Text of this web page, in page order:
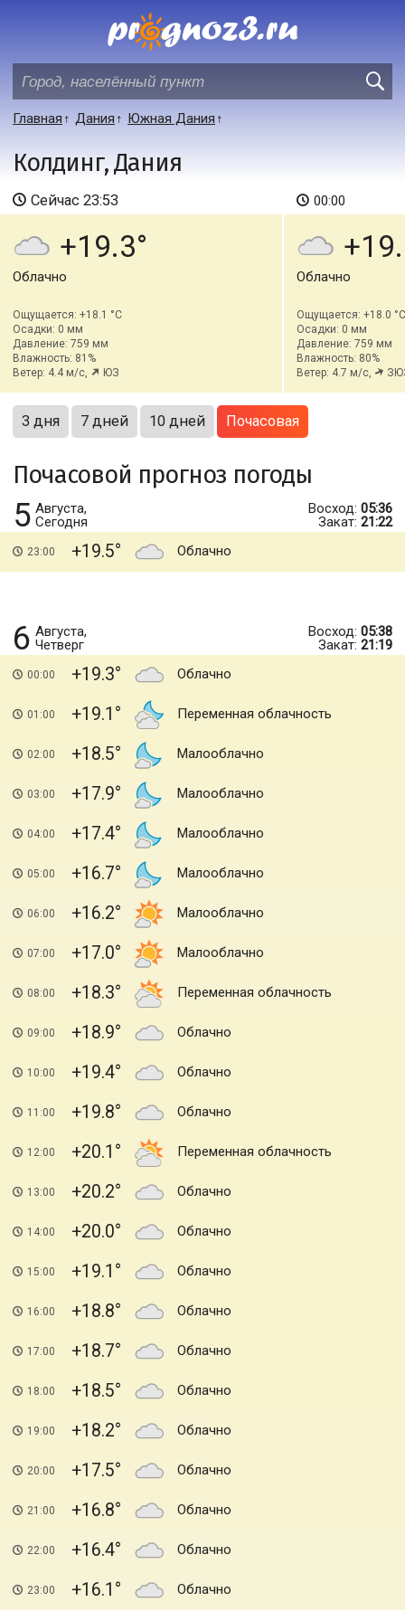
Главная Дания Южная Дания
Колдинг, Дания
Сейчас 23:53
+19.3
Облачно
Ощущается: +18.1 °C
Осадки: 0 мм
Давление: 759 мм
Влажность: 81%
Ветер: 4.4 м/с,
ЮЗ
00:00
Облачно
Ощущается: +18.0 °C
Осадки: 0 мм
Давление: 759 мм
Влажность: 80%
Ветер: 4.7 м/с,
3 дня 7 дней 10 дней Почасовая
Почасовой прогноз погоды
5 Августа,
Сегодня
Восход: 05:36
Закат: 21:22
23:00 +19.5 Облачно
6 Августа,
Четверг
Восход: 05:38
Закат: 21:19
00:00 +19.3 Облачно
01:00 +19.1 Переменная облачность
02:00 +18.5 Малооблачно
03:00 +17.9 Малооблачно
04:00 +17.4 Малооблачно
05:00 +16.7 Малооблачно
06:00 +16.2 Малооблачно
07:00 +17.0 Малооблачно
08:00 +18.3 Переменная облачность
09:00 +18.9 Облачно
10:00 +19.4 Облачно
11:00 +19.8 Облачно
12:00 +20.1 Переменная облачность
13:00 +20.2 Облачно
14:00 +20.0 Облачно
15:00 +19.1 Облачно
16:00 +18.8 Облачно
17:00 +18.7 Облачно
18:00 +18.5 Облачно
19:00 +18.2 Облачно
20:00 +17.5 Облачно
21:00 +16.8 Облачно
22:00 +16.4 Облачно
23:00 +16.1 Облачно